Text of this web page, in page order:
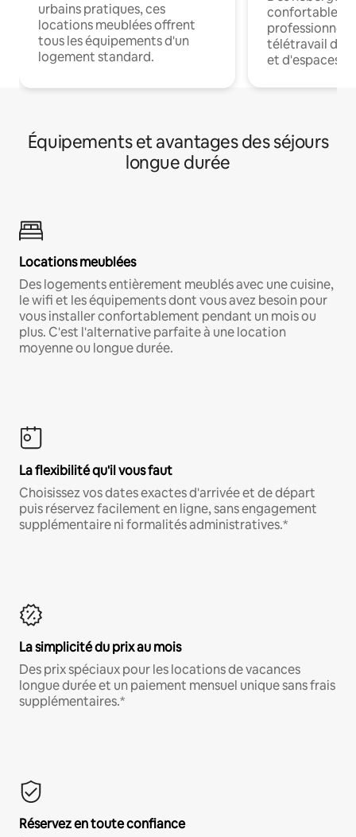
urbains pratiques, ces
locations meublées offrent
tous les équipements d'un
logement standard.
confortables
professionnels
télétravail
et d'espaces
Équipements et avantages des séjours
longue durée
Locations meublées
Des logements entièrement meublés avec une cuisine,
le wifi et les équipements dont vous avez besoin pour
vous installer confortablement pendant un mois ou
plus. C'est l'alternative parfaite à une location
moyenne ou longue durée.
La flexibilité qu'il vous faut
Choisissez vos dates exactes d'arrivée et de départ
puis réservez facilement en ligne, sans engagement
supplémentaire ni formalités administratives.*
La simplicité du prix au mois
Des prix spéciaux pour les locations de vacances
longue durée et un paiement mensuel unique sans frais
supplémentaires.*
Réservez en toute confiance